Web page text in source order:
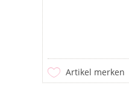
Artikel merken